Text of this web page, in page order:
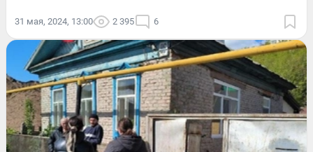
31 мая, 2024, 13:00 2 395 6